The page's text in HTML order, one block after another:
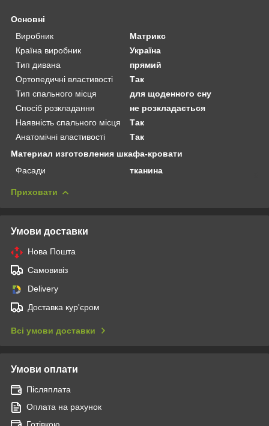
Основні
Виробник
Матрикс
Країна виробник
Україна
Тип дивана
прямий
Ортопедичні властивості
Так
Тип спального місця
для щоденного сну
Спосіб розкладання
не розкладається
Наявність спального місця
Так
Анатомічні властивості
Так
Материал изготовления шкафа-кровати
Фасади
тканина
Приховати
Умови доставки
Нова Пошта
Самовивіз
Delivery
Доставка кур'єром
Всі умови доставки
Умови оплати
Післяплата
Оплата на рахунок
Готівкою